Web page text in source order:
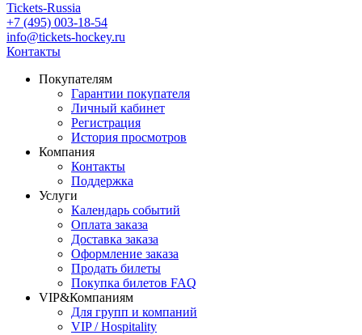
Tickets-Russia
+7 (495) 003-18-54
info@tickets-hockey.ru
Контакты
Покупателям
Гарантии покупателя
Личный кабинет
Регистрация
История просмотров
Компания
Контакты
Поддержка
Услуги
Календарь событий
Оплата заказа
Доставка заказа
Оформление заказа
Продать билеты
Покупка билетов FAQ
VIP&Компаниям
Для групп и компаний
VIP / Hospitality